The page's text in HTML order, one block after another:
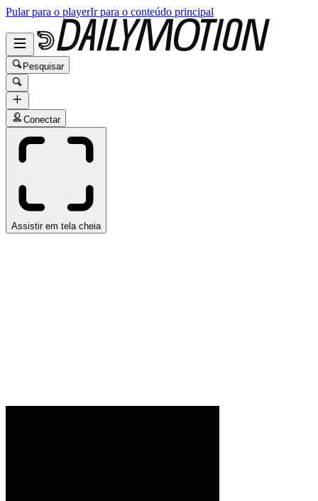
Pular para o playerIr para o conteúdo principal
Pesquisar
Conectar
Assistir em tela cheia